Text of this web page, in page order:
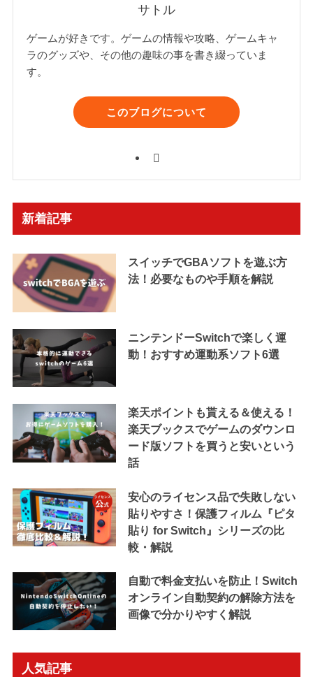
サトル
ゲームが好きです。ゲームの情報や攻略、ゲームキャ
ラのグッズや、その他の趣味の事を書き綴っていま
す。
このブログについて
新着記事
スイッチでGBAソフトを遊ぶ方
法！必要なものや手順を解説
ニンテンドーSwitchで楽しく運
動！おすすめ運動系ソフト6選
楽天ポイントも貰える＆使える！
楽天ブックスでゲームのダウンロ
ード版ソフトを買うと安いという
話
安心のライセンス品で失敗しない
貼りやすさ！保護フィルム『ピタ
貼り for Switch』シリーズの比
較・解説
自動で料金支払いを防止！Switch
オンライン自動契約の解除方法を
画像で分かりやすく解説
人気記事